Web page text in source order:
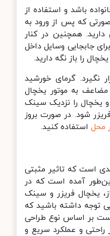
باشد و استفاده از
که پس از ورود به
همچنین در کنار
جابجایی وسایل داخل
را باز نگه دارید.
گرمای خورشید
به موتور یخچال
را نزدیک سینک
شود. در صورت بروز
استفاده کنید.
است که تاثیر مثبتی
آمده است که در
یخچال فریزر و سینک
توجه داشته باشید که
البته ممکن است بر اساس نوع طراحی
و عملکرد سریع و